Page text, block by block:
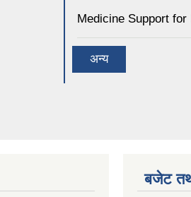
Medicine Support
अन्य
बजेट